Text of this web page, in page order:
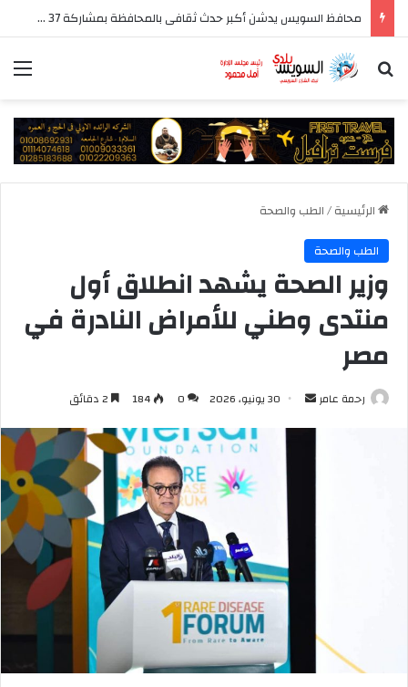
محافظ السويس يدشن أكبر حدث ثقافى بالمحافظة بمشاركة 37 دار نشر مصرية
بحث عن
الرئيسية/الطب والصحة
الطب والصحة
وزير الصحة يشهد انطلاق أول
منتدى وطني للأمراض النادرة في
مصر
رحمة عامر
أرسل
إلكترونيا
30 يونيو، 2026 0
184